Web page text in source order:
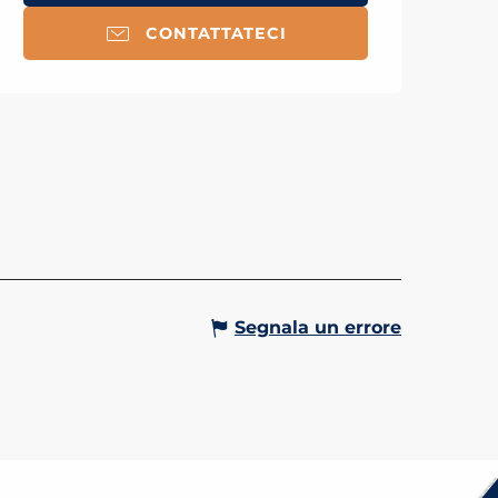
CONTATTATECI
Segnala un errore